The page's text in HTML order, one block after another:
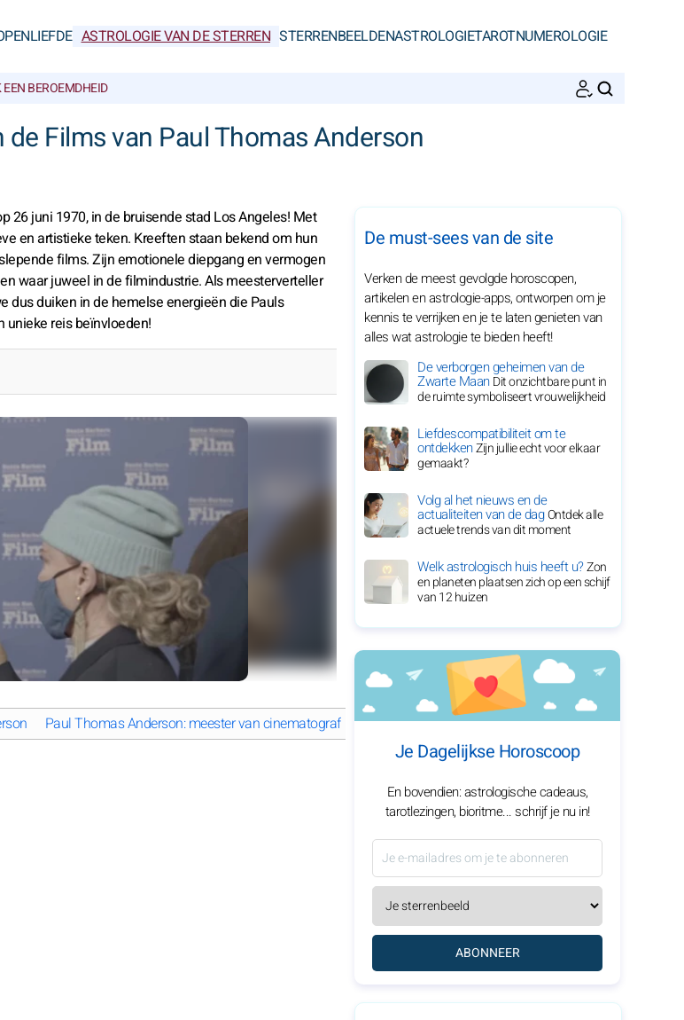
LIEFDE ASTROLOGIE VAN DE STERREN STERRENBEELDENASTROLOGIETAROTNUMEROLOGIE
EEN BEROEMDHEID
Films van Paul Thomas Anderson
26 juni 1970, in de bruisende stad Los Angeles! Met
en artistieke teken. Kreeften staan bekend om hun
films. Zijn emotionele diepgang en vermogen
waar juweel in de filmindustrie. Als meesterverteller
dus duiken in de hemelse energieën die Pauls
unieke reis beïnvloeden!
Paul Thomas Anderson: meester van cinematografisch vertellen Wat maakt de carrière van Paul Thomas
De must-sees van de site
Verken de meest gevolgde horoscopen,
artikelen en astrologie-apps, ontworpen om je
kennis te verrijken en je te laten genieten van
alles wat astrologie te bieden heeft!
De verborgen geheimen van de
Zwarte MaanDit onzichtbare punt in
de ruimte symboliseert vrouwelijkheid
Liefdescompatibiliteit om te
ontdekkenZijn jullie echt voor elkaar
gemaakt?
Volg al het nieuws en de
actualiteiten van de dagOntdek alle
actuele trends van dit moment
Welk astrologisch huis heeft u?Zon
en planeten plaatsen zich op een schijf
van 12 huizen
Je Dagelijkse Horoscoop
En bovendien: astrologische cadeaus,
tarotlezingen, bioritme... schrijf je nu in!
ABONNEER